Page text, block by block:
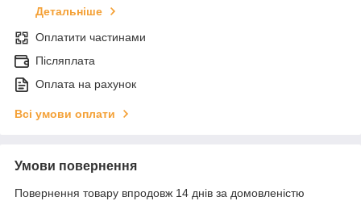
Детальніше
Оплатити частинами
Післяплата
Оплата на рахунок
Всі умови оплати
Умови повернення
Повернення товару впродовж 14 днів за домовленістю